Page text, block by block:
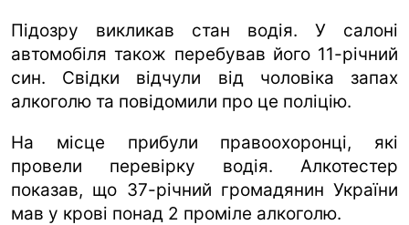
Підозру викликав стан водія. У салоні
автомобіля також перебував його 11-річний
син. Свідки відчули від чоловіка запах
алкоголю та повідомили про це поліцію.
На місце прибули правоохоронці, які
провели перевірку водія. Алкотестер
показав, що 37-річний громадянин України
мав у крові понад 2 проміле алкоголю.